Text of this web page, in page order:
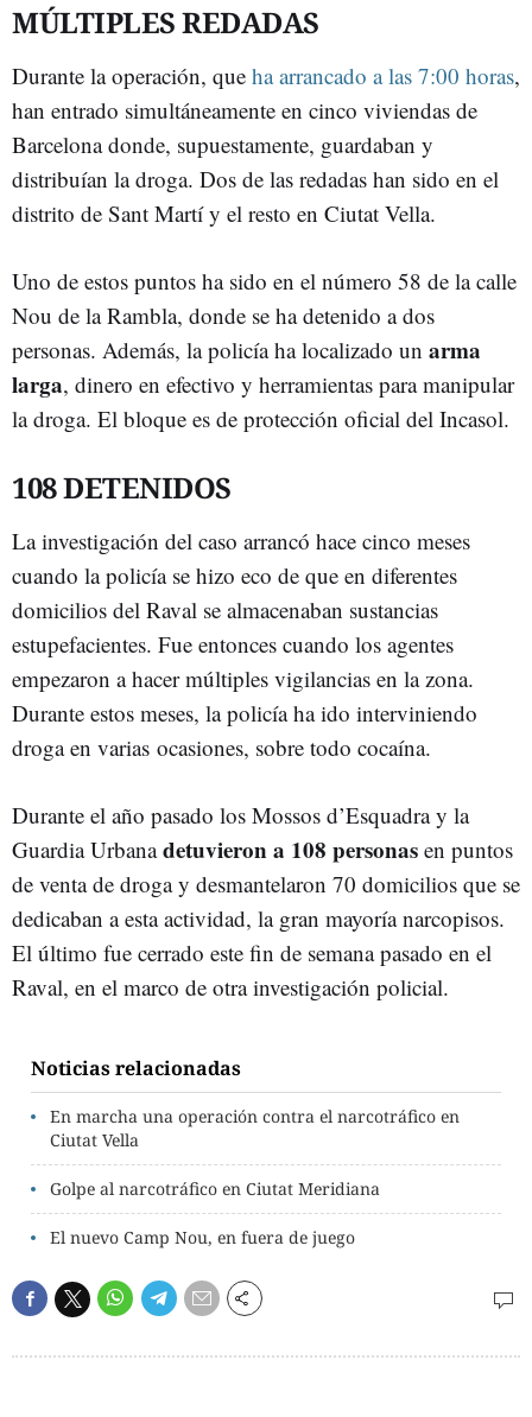
MÚLTIPLES REDADAS
Durante la operación, que ha arrancado a las 7:00 horas,
han entrado simultáneamente en cinco viviendas de
Barcelona donde, supuestamente, guardaban y
distribuían la droga. Dos de las redadas han sido en el
distrito de Sant Martí y el resto en Ciutat Vella.
Uno de estos puntos ha sido en el número 58 de la calle
Nou de la Rambla, donde se ha detenido a dos
personas. Además, la policía ha localizado un arma
larga, dinero en efectivo y herramientas para manipular
la droga. El bloque es de protección oficial del Incasol.
108 DETENIDOS
La investigación del caso arrancó hace cinco meses
cuando la policía se hizo eco de que en diferentes
domicilios del Raval se almacenaban sustancias
estupefacientes. Fue entonces cuando los agentes
empezaron a hacer múltiples vigilancias en la zona.
Durante estos meses, la policía ha ido interviniendo
droga en varias ocasiones, sobre todo cocaína.
Durante el año pasado los Mossos d’Esquadra y la
Guardia Urbanadetuvieron a 108 personas en puntos
de venta de droga y desmantelaron 70 domicilios que se
dedicaban a esta actividad, la gran mayoría narcopisos.
El último fue cerrado este fin de semana pasado en el
Raval, en el marco de otra investigación policial.
Noticias relacionadas
En marcha una operación contra el narcotráfico en
Ciutat Vella
Golpe al narcotráfico en Ciutat Meridiana
El nuevo Camp Nou, en fuera de juego